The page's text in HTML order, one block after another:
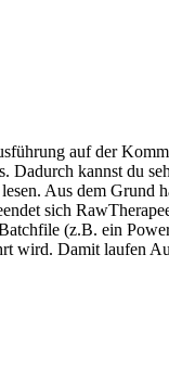
auf der
kannst du
Aus dem
sich
(z.B. ein
wird. Damit laufen